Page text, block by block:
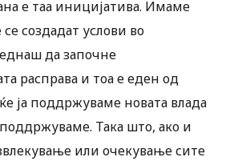
е таа иницијатива. Имаме
се создадат услови во
да започне
расправа и тоа е еден од
ја поддржуваме новата влада
Така што, ако и
или очекување сите